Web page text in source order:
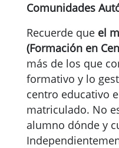
Comunidades
Recuerde que el
(Formación en
más de los que
formativo y lo
centro educativo
matriculado. No
alumno dónde y